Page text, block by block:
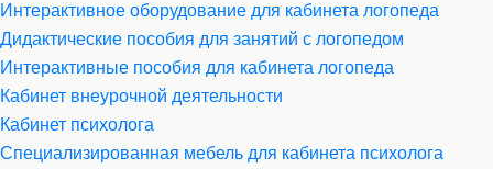
Интерактивное оборудование для кабинета логопеда
Дидактические пособия для занятий с логопедом
Интерактивные пособия для кабинета логопеда
Кабинет внеурочной деятельности
Кабинет психолога
Специализированная мебель для кабинета психолога